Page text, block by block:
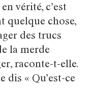
vérité, c’est
quelque chose,
des trucs
la merde
raconte-t-elle.
dis « Qu’est-ce